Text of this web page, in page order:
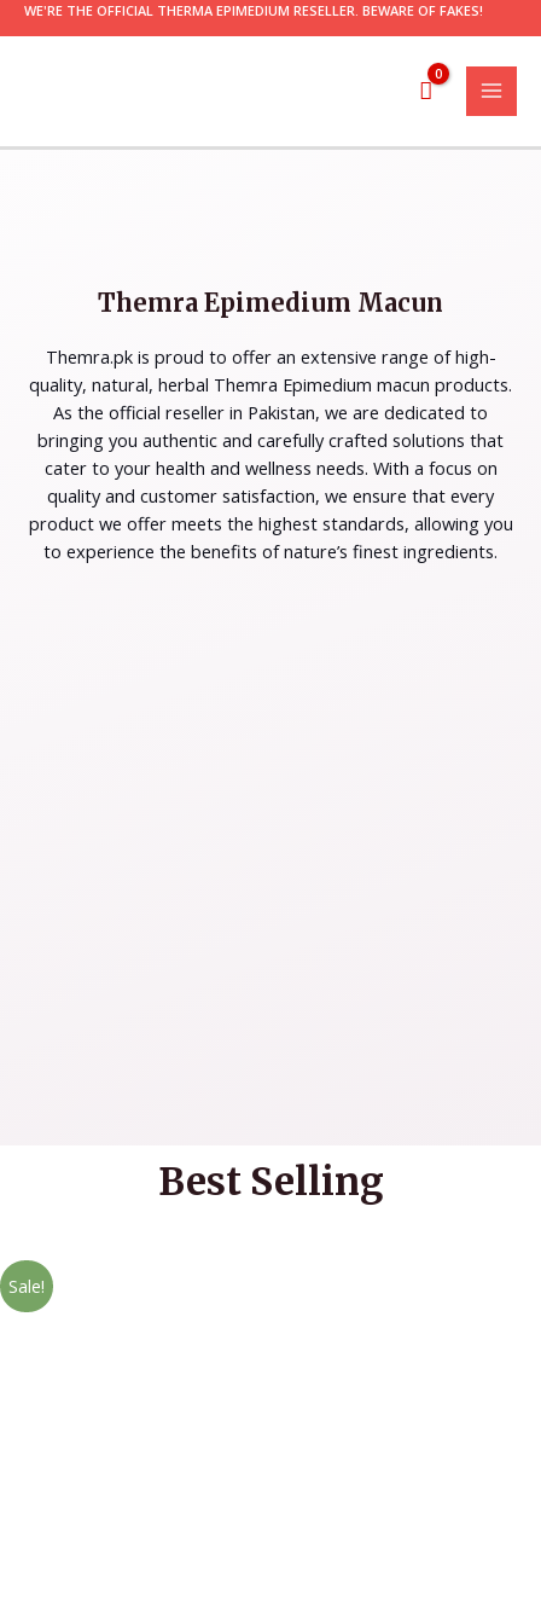
WE'RE THE OFFICIAL THERMA EPIMEDIUM RESELLER. BEWARE OF FAKES!
Themra Epimedium Macun
Themra.pk is proud to offer an extensive range of high-
quality, natural, herbal Themra Epimedium macun products.
As the official reseller in Pakistan, we are dedicated to
bringing you authentic and carefully crafted solutions that
cater to your health and wellness needs. With a focus on
quality and customer satisfaction, we ensure that every
product we offer meets the highest standards, allowing you
to experience the benefits of nature’s finest ingredients.
Best Selling
Sale!